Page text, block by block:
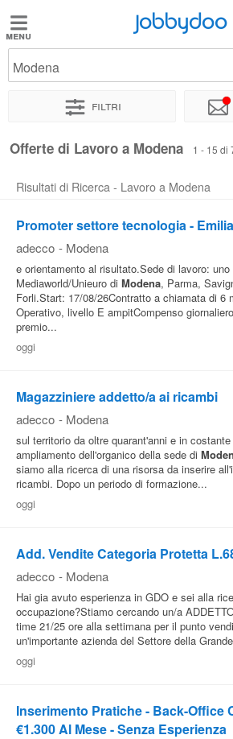
Jobbydoo
Offerte
Elenco
professioni
Blog
Offerte
Area
Aziende
Jobbydoo
Modena
Filtri
Offerte di Lavoro a Modena 1 - 15 di
Risultati di Ricerca - Lavoro a Modena
Promoter settore tecnologia -
adecco - Modena
e orientamento al risultato.Sede di lavoro: uno
Mediaworld/Unieuro di Modena, Parma,
Forli.Start: 17/08/26Contratto a chiamata di 6
Operativo, livello E ampitCompenso
premio...
oggi
Magazziniere addetto/a ai ricambi
adecco - Modena
sul territorio da oltre quarant'anni e in
ampliamento dell'organico della sede di
siamo alla ricerca di una risorsa da inserire
ricambi. Dopo un periodo di formazione...
oggi
Add. Vendite Categoria Protetta
adecco - Modena
Hai gia avuto esperienza in GDO e sei alla
occupazione?Stiamo cercando un/a
time 21/25 ore alla settimana per il punto
un'importante azienda del Settore della
oggi
Inserimento Pratiche - Back-Office
€1.300 Al Mese - Senza Esperienza